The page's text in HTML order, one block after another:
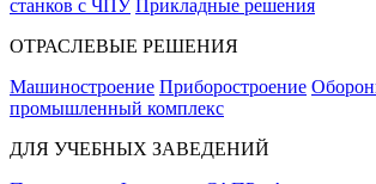
станков с ЧПУ Прикладные решения
ОТРАСЛЕВЫЕ РЕШЕНИЯ
Машиностроение Приборостроение
промышленный комплекс
ДЛЯ УЧЕБНЫХ ЗАВЕДЕНИЙ